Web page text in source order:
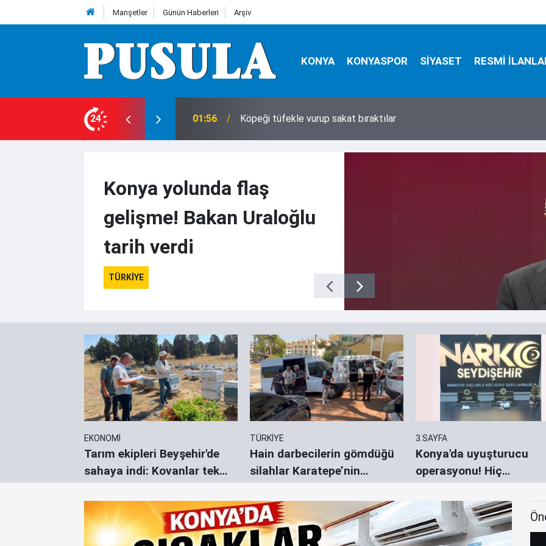
Manşetler Günün Haberleri Arşiv
KONYA KONYASPOR SİYASET RESMİ
24 01:56 Köpeği tüfekle vurup sakat bıraktılar
Konya yolunda flaş
gelişme! Bakan Uraloğlu
tarih verdi
TÜRKİYE
EKONOMİ
Tarım ekipleri Beyşehir'de
sahaya indi: Kovanlar tek
TÜRKİYE
Hain darbecilerin gömdüğü
silahlar Karatepe’nin
3.SAYFA
Konya'da uyuşturucu
operasyonu! Hiç